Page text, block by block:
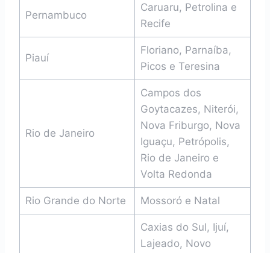
Pernambuco
Caruaru, Petrolina e
Recife
Piauí
Floriano, Parnaíba,
Picos e Teresina
Rio de Janeiro
Campos dos
Goytacazes, Niterói,
Nova Friburgo, Nova
Iguaçu, Petrópolis,
Rio de Janeiro e
Volta Redonda
Rio Grande do Norte Mossoró e Natal
Caxias do Sul, Ijuí,
Lajeado, Novo